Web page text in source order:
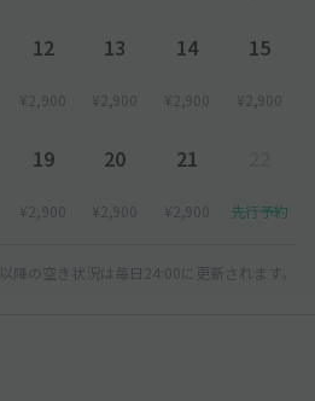
12
¥2,900
13
¥2,900
14
¥2,900
15
¥2,900
19
¥2,900
20
¥2,900
21
¥2,900 先行予約
以降の空き状況は毎日24:00に更新されます。